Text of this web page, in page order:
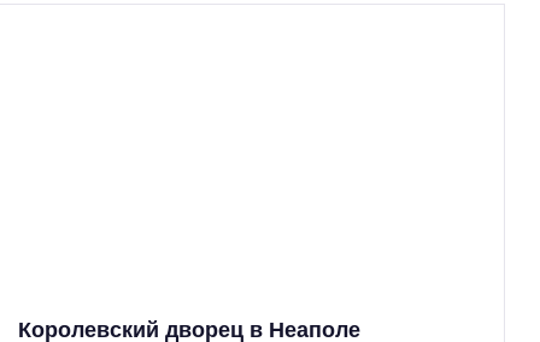
Королевский дворец в Неаполе